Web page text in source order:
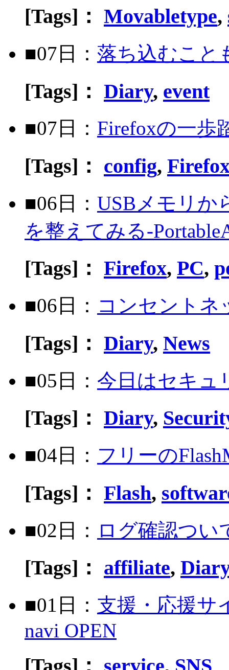
[Tags]： Movabletype,
■07日： 落ち込むこと
[Tags]： Diary, event
■07日： Firefoxの一歩
[Tags]： config,
■06日： USBメモリか
を整えてみる-
[Tags]： Firefox, PC,
■06日： コンセントネ
[Tags]： Diary, News
■05日： 今日はセキュ
[Tags]： Diary,
■04日： フリーの
[Tags]： Flash,
■02日： ログ確認つい
[Tags]： affiliate, Diary
■01日： 支援・応援サ
navi OPEN